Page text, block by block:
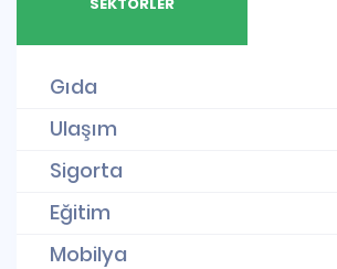
Gıda
Ulaşım
Sigorta
Eğitim
Mobilya